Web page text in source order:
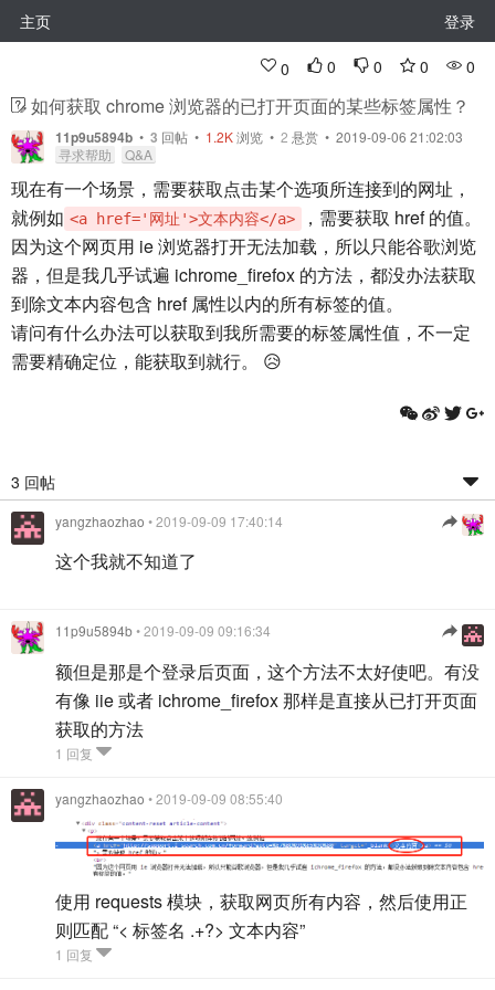
主页 登录
0 0 0 0 0
如何获取 chrome 浏览器的已打开页面的某些标签属性？
11p9u5894b • 3 回帖 • 1.2K浏览 • 2 悬赏 • 2019-09-06 21:02:03
寻求帮助
Q&A
现在有一个场景，需要获取点击某个选项所连接到的网址，
就例如 <a href='网址'>文本内容</a>
，需要获取 href 的值。
因为这个网页用 ie 浏览器打开无法加载，所以只能谷歌浏览
器，但是我几乎试遍 ichrome_firefox 的方法，都没办法获取
到除文本内容包含 href 属性以内的所有标签的值。
请问有什么办法可以获取到我所需要的标签属性值，不一定
需要精确定位，能获取到就行。 😥
3 回帖
yangzhaozhao • 2019-09-09 17:40:14
这个我就不知道了
11p9u5894b• 2019-09-09 09:16:34
额但是那是个登录后页面，这个方法不太好使吧。有没
有像 iie 或者 ichrome_firefox 那样是直接从已打开页面
获取的方法
1 回复
yangzhaozhao • 2019-09-09 08:55:40
使用 requests 模块，获取网页所有内容，然后使用正
则匹配 “< 标签名 .+?> 文本内容”
1 回复